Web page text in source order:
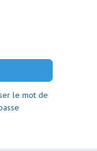
le mot de